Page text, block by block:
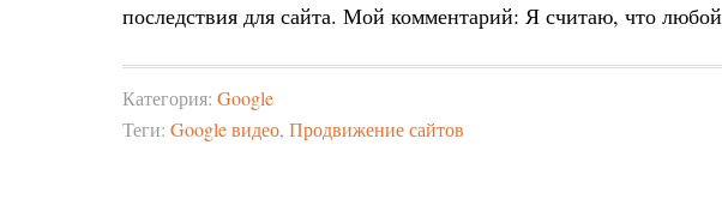
последствия для сайта. Мой комментарий: Я считаю, что
Категория: Google
Теги: Google видео, Продвижение сайтов